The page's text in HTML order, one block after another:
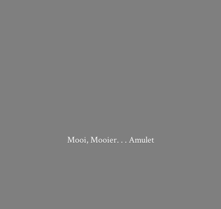
Mooi, Mooier. . . Amulet